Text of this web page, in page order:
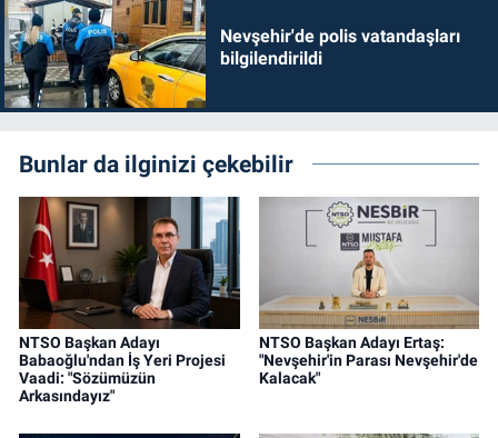
Nevşehir'de polis vatandaşları
bilgilendirildi
Bunlar da ilginizi çekebilir
NTSO Başkan Adayı
Babaoğlu'ndan İş Yeri Projesi
Vaadi: "Sözümüzün
Arkasındayız"
NTSO Başkan Adayı Ertaş:
"Nevşehir'in Parası Nevşehir'de
Kalacak"